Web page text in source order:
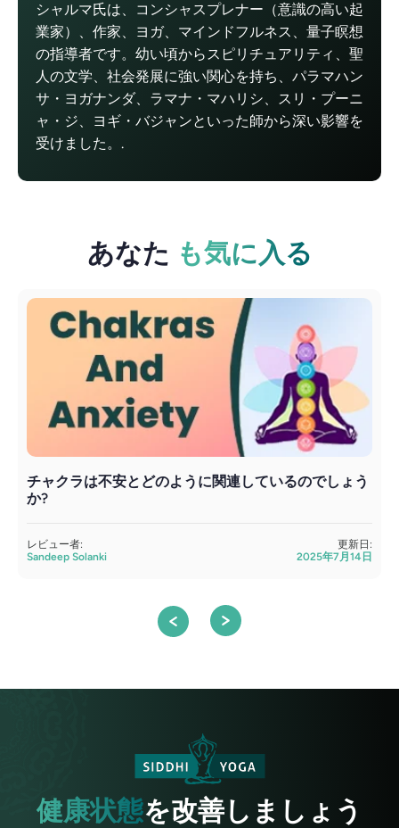
シャルマ氏は、コンシャスプレナー（意識の高い起
業家）、作家、ヨガ、マインドフルネス、量子瞑想
の指導者です。幼い頃からスピリチュアリティ、聖
人の文学、社会発展に強い関心を持ち、パラマハン
サ・ヨガナンダ、ラマナ・マハリシ、スリ・プーニ
ャ・ジ、ヨギ・バジャンといった師から深い影響を
受けました。.
あなた も気に入る
チャクラは不安とどのように関連しているのでしょう
か?
レビュー者:
Sandeep Solanki
更新日:
2025年7月14日
健康状態を改善しましょう